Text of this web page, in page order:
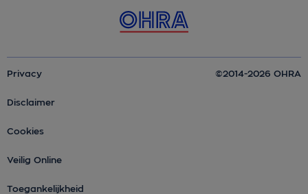
Privacy
Disclaimer
Cookies
Veilig Online
Toegankelijkheid
©2014-2026 OHRA